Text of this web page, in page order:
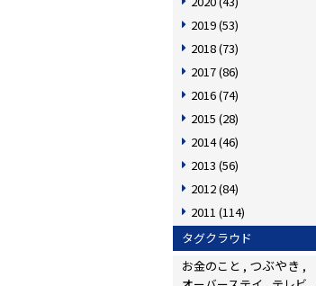
2019(53)
2018(73)
2017(86)
2016(74)
2015 (28)
2014(46)
2013 (56)
2012(84)
2011 (114)
タグクラウド
お金のこと
つぶやき